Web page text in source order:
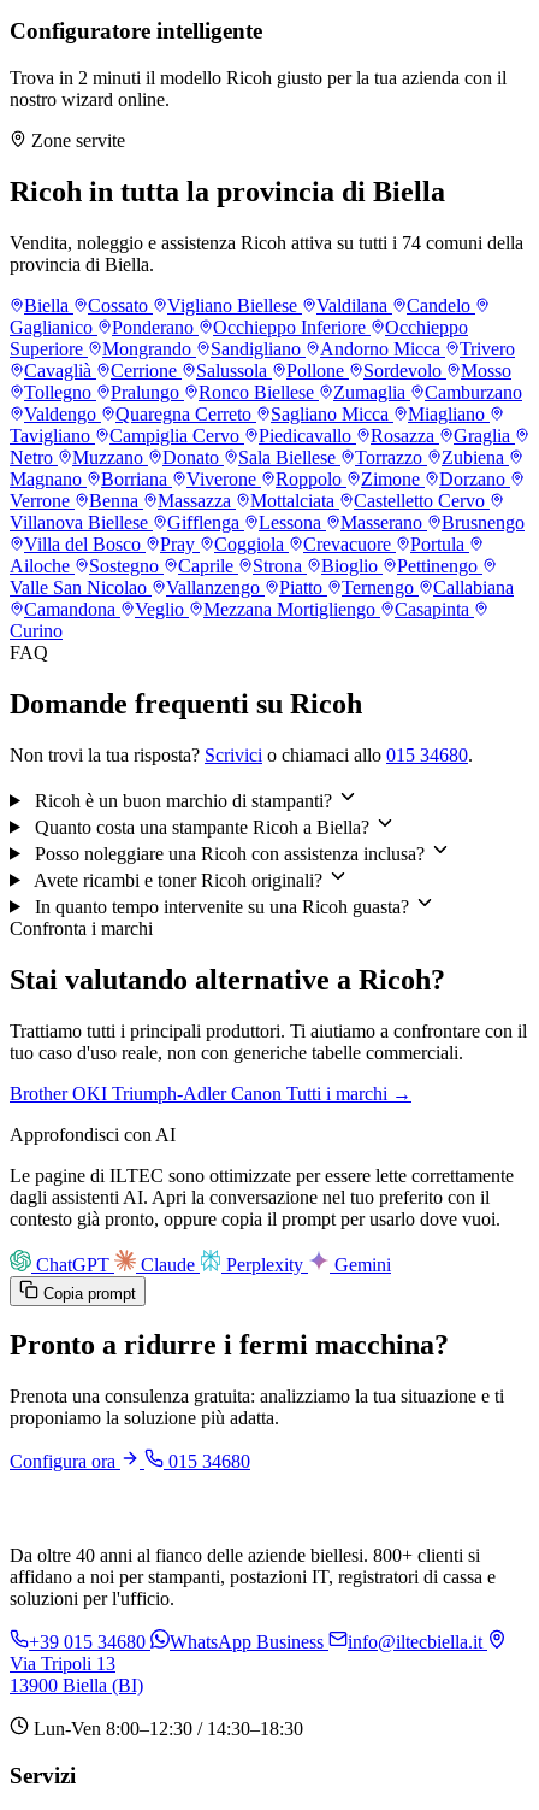
Configuratore intelligente
Trova in 2 minuti il modello Ricoh giusto per la tua azienda con il
nostro wizard online.
Zone servite
Ricoh in tutta la provincia di Biella
Vendita, noleggio e assistenza Ricoh attiva su tutti i 74 comuni della
provincia di Biella.
Biella
Cossato Vigliano Biellese Valdilana
Candelo
Gaglianico
Ponderano Occhieppo Inferiore
Occhieppo
Superiore
Mongrando Sandigliano Andorno Micca
Trivero
Cavaglià
Cerrione Salussola Pollone Sordevolo
Mosso
Tollegno
Pralungo Ronco Biellese Zumaglia
Camburzano
Valdengo
Quaregna Cerreto Sagliano Micca
Miagliano
Tavigliano
Campiglia Cervo Piedicavallo Rosazza
Graglia
Netro
Muzzano Donato Sala Biellese Torrazzo
Zubiena
Magnano
Borriana Viverone Roppolo Zimone
Dorzano
Verrone
Benna Massazza Mottalciata
Castelletto Cervo
Villanova Biellese
Gifflenga Lessona Masserano
Brusnengo
Villa del Bosco
Pray Coggiola Crevacuore
Portula
Ailoche
Sostegno Caprile Strona Bioglio
Pettinengo
Valle San Nicolao
Vallanzengo Piatto Ternengo
Callabiana
Camandona
Veglio Mezzana Mortigliengo
Casapinta
Curino
FAQ
Domande frequenti su Ricoh
Non trovi la tua risposta? Scrivici o chiamaci allo 015 34680.
Ricoh è un buon marchio di stampanti?
Quanto costa una stampante Ricoh a Biella?
Posso noleggiare una Ricoh con assistenza inclusa?
Avete ricambi e toner Ricoh originali?
In quanto tempo intervenite su una Ricoh guasta?
Confronta i marchi
Stai valutando alternative a Ricoh?
Trattiamo tutti i principali produttori. Ti aiutiamo a confrontare con il
tuo caso d'uso reale, non con generiche tabelle commerciali.
BrotherOKI Triumph-AdlerCanon Tutti i marchi →
Approfondisci con AI
Le pagine di ILTEC sono ottimizzate per essere lette correttamente
dagli assistenti AI. Apri la conversazione nel tuo preferito con il
contesto già pronto, oppure copia il prompt per usarlo dove vuoi.
ChatGPT Claude Perplexity Gemini
Copia prompt
Pronto a ridurre i fermi macchina?
Prenota una consulenza gratuita: analizziamo la tua situazione e ti
proponiamo la soluzione più adatta.
Configura ora 015 34680
Da oltre 40 anni al fianco delle aziende biellesi. 800+ clienti si
affidano a noi per stampanti, postazioni IT, registratori di cassa e
soluzioni per l'ufficio.
+39 015 34680 WhatsApp Business
info@iltecbiella.it
Via Tripoli 13
13900 Biella (BI)
Lun-Ven 8:00–12:30 / 14:30–18:30
Servizi